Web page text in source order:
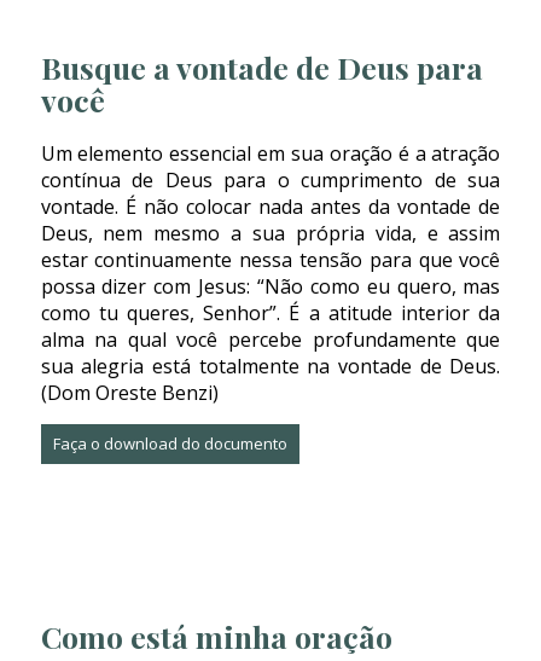
Busque a vontade de Deus para
você
Um elemento essencial em sua oração é a atração
contínua de Deus para o cumprimento de sua
vontade. É não colocar nada antes da vontade de
Deus, nem mesmo a sua própria vida, e assim
estar continuamente nessa tensão para que você
possa dizer com Jesus: “Não como eu quero, mas
como tu queres, Senhor”. É a atitude interior da
alma na qual você percebe profundamente que
sua alegria está totalmente na vontade de Deus.
(Dom Oreste Benzi)
Faça o download do documento
Como está minha oração